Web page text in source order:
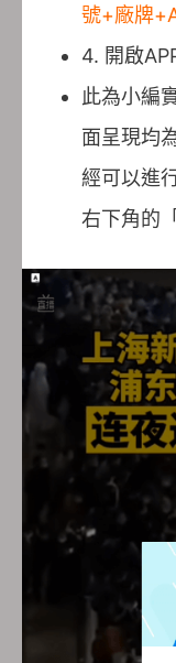
號+廠牌
4. 開啟
此為小編
面呈現均
經可以進
右下角的